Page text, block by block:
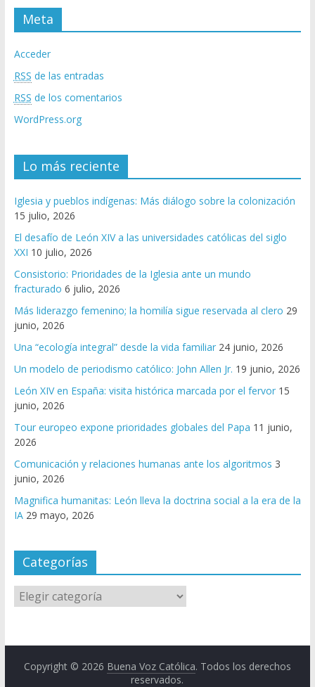
Meta
Acceder
RSS de las entradas
RSS de los comentarios
WordPress.org
Lo más reciente
Iglesia y pueblos indígenas: Más diálogo sobre la colonización
15 julio, 2026
El desafío de León XIV a las universidades católicas del siglo
XXI 10 julio, 2026
Consistorio: Prioridades de la Iglesia ante un mundo
fracturado 6 julio, 2026
Más liderazgo femenino; la homilía sigue reservada al clero 29
junio, 2026
Una “ecología integral” desde la vida familiar 24 junio, 2026
Un modelo de periodismo católico: John Allen Jr. 19 junio, 2026
León XIV en España: visita histórica marcada por el fervor 15
junio, 2026
Tour europeo expone prioridades globales del Papa 11 junio,
2026
Comunicación y relaciones humanas ante los algoritmos 3
junio, 2026
Magnifica humanitas: León lleva la doctrina social a la era de la
IA 29 mayo, 2026
Categorías
Copyright © 2026 Buena Voz Católica. Todos los derechos
reservados.